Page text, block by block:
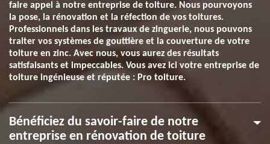
faire appel à notre entreprise de toiture. Nous pourvoyons
la pose, la rénovation et la réfection de vos toitures.
Professionnels dans les travaux de zinguerie, nous pouvons
traiter vos systèmes de gouttière et la couverture de votre
toiture en zinc. Avec nous, vous aurez des résultats
satisfaisants et impeccables. Vous avez ici votre entreprise de
toiture ingénieuse et réputée : Pro toiture.
Bénéficiez du savoir-faire de notre
entreprise en rénovation de toiture